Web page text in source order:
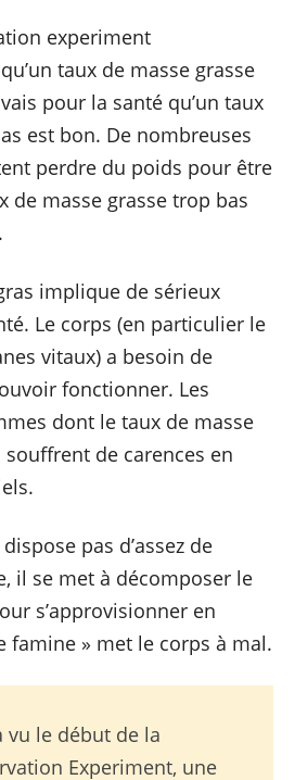
taux de masse grasse
pour la santé qu’un taux
est bon. De nombreuses
perdre du poids pour être
de masse grasse trop bas
implique de sérieux
Le corps (en particulier le
vitaux) a besoin de
fonctionner. Les
dont le taux de masse
souffrent de carences en
pas d’assez de
il se met à décomposer le
s’approvisionner en
famine » met le corps à mal.
vu le début de la
Experiment, une